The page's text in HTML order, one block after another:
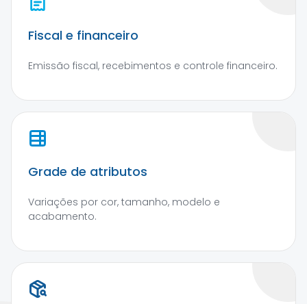
Fiscal e financeiro
Emissão fiscal, recebimentos e controle financeiro.
Grade de atributos
Variações por cor, tamanho, modelo e
acabamento.